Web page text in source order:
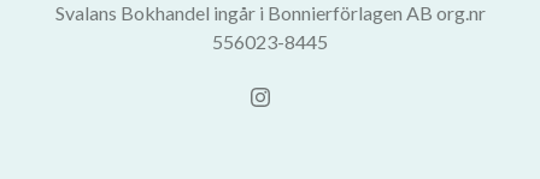
Svalans Bokhandel ingår i Bonnierförlagen AB org.nr
556023-8445